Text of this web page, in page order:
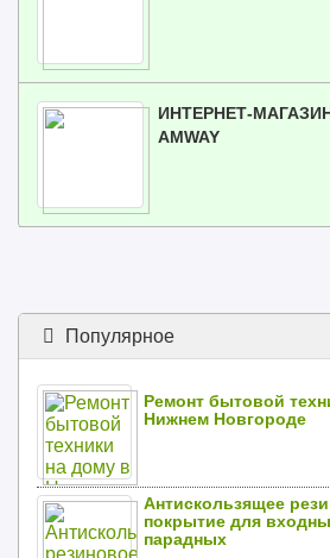
ИНТЕРНЕТ-
AMWAY
Популярное
Ремонт бытовой
Нижнем Новгороде
Антискользящее
покрытие для
парадных